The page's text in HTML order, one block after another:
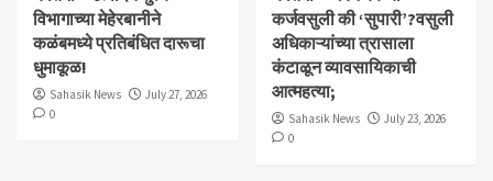
विभागाच्या मेहेरबानीने
कळंबमध्ये प्रतिबंधित दारूचा
धुमाकूळ!
Sahasik News
July 27, 2026
0
कर्जवसुली की ‘सुपारी’?वसुली
अधिकाऱ्यांच्या त्रासाला
कंटाळून व्यावसायिकाची
आत्महत्या;
Sahasik News
July 23, 2026
0